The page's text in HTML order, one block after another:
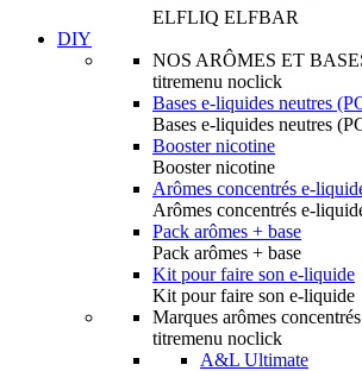
ELFLIQ ELFBAR
DIY
NOS ARÔMES ET
titremenu noclick
Bases e-liquides neutres
Bases e-liquides neutres
Booster nicotine
Booster nicotine
Arômes concentrés e-
Arômes concentrés e-
Pack arômes + base
Pack arômes + base
Kit pour faire son e-liquide
Kit pour faire son e-liquide
Marques arômes concentrés
titremenu noclick
A&L Ultimate